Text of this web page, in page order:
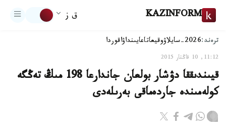
KAZINFORM ق ز
ترەند:2026-سايلاۋ وقيعاتاعايىنداۋاقوردا
11:12, 10 قاڭتار 2015
قيىندىققا دۋشار بولعان جاندارعا 198 مىڭ تەڭگە
كولەمىندە جاردەماقى بەرىلەدى